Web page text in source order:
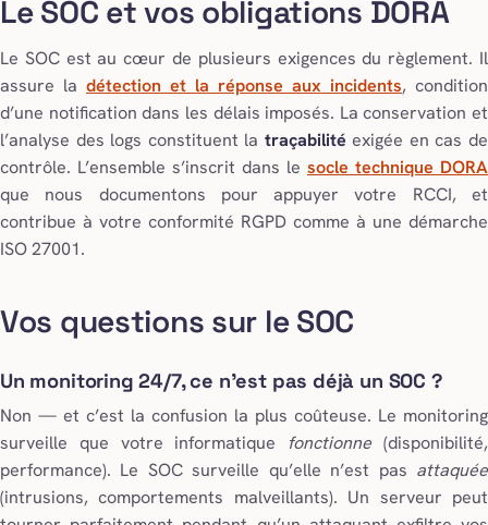
Le SOC et vos obligations DORA
Le SOC est au cœur de plusieurs exigences du règlement. Il
assure la détection et la réponse aux incidents, condition
d’une notification dans les délais imposés. La conservation et
l’analyse des logs constituent la traçabilité exigée en cas de
contrôle. L’ensemble s’inscrit dans le socle technique DORA
que nous documentons pour appuyer votre RCCI, et
contribue à votre conformité RGPD comme à une démarche
ISO 27001.
Vos questions sur le SOC
Un monitoring 24/7, ce n’est pas déjà un SOC ?
Non — et c’est la confusion la plus coûteuse. Le monitoring
surveille que votre informatique fonctionne (disponibilité,
performance). Le SOC surveille qu’elle n’est pas attaquée
(intrusions, comportements malveillants). Un serveur peut